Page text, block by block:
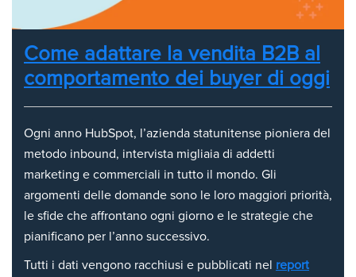
Come adattare la vendita B2B al
comportamento dei buyer di oggi
Ogni anno HubSpot, l’azienda statunitense pioniera del
metodo inbound, intervista migliaia di addetti
marketing e commerciali in tutto il mondo. Gli
argomenti delle domande sono le loro maggiori priorità,
le sfide che affrontano ogni giorno e le strategie che
pianificano per l’anno successivo.
Tutti i dati vengono racchiusi e pubblicati nel report